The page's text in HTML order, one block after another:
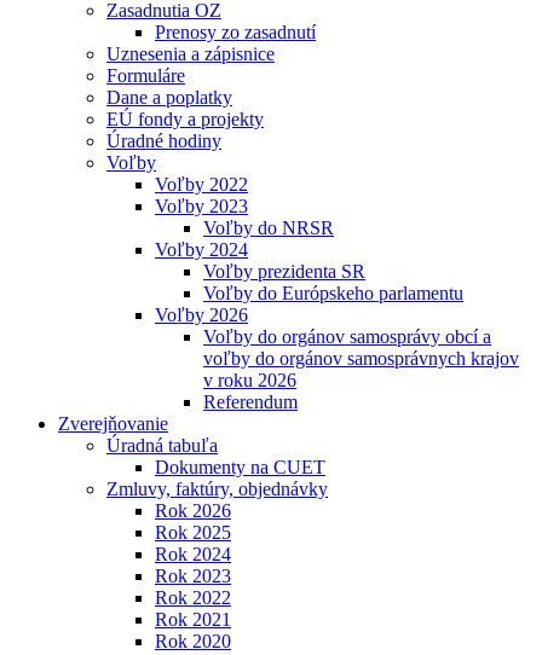
Zasadnutia OZ
Prenosy zo zasadnutí
Uznesenia a zápisnice
Formuláre
Dane a poplatky
EÚ fondy a projekty
Úradné hodiny
Voľby
Voľby 2022
Voľby 2023
Voľby do NRSR
Voľby 2024
Voľby prezidenta SR
Voľby do Európskeho parlamentu
Voľby 2026
Voľby do orgánov samosprávy obcí a
voľby do orgánov samosprávnych krajov
v roku 2026
Referendum
Zverejňovanie
Úradná tabuľa
Dokumenty na CUET
Zmluvy, faktúry, objednávky
Rok 2026
Rok 2025
Rok 2024
Rok 2023
Rok 2022
Rok 2021
Rok 2020